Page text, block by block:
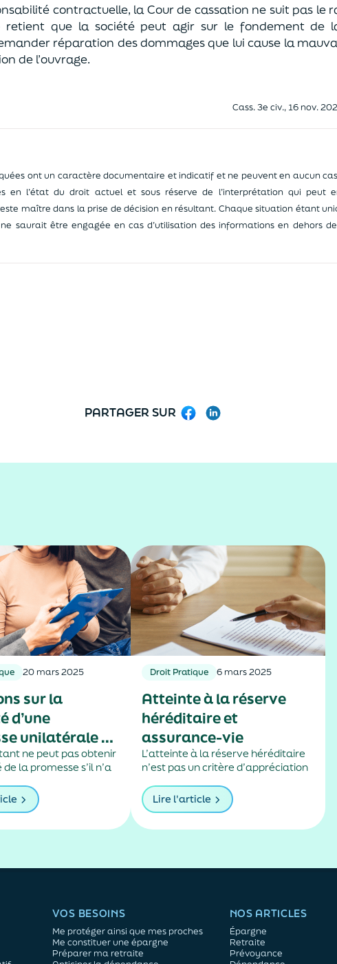
contractuelle, la Cour de cassation ne suit pas le
retient que la société peut agir sur le fondement de
réparation des dommages que lui cause la
de l’ouvrage.
Cass. 3e civ., 16 nov.
ont un caractère documentaire et indicatif et ne peuvent en aucun
en l’état du droit actuel et sous réserve de l’interprétation qui peut
maître dans la prise de décision en résultant. Chaque situation étant
ne saurait être engagée en cas d’utilisation des informations en dehors
PARTAGER SUR Facebook
20 mars 2025
sur la
d’une
unilatérale de
ne peut pas obtenir
la promesse s’il n’a
mis en demeure le
de justifier de
Droit Pratique 6 mars 2025
Atteinte à la réserve
héréditaire et
assurance-vie
L’atteinte à la réserve héréditaire
n’est pas un critère d’appréciation
exagéré des primes.
Lire l'article
VOS BESOINS
Me protéger ainsi que mes proches
Me constituer une épargne
Préparer ma retraite
NOS ARTICLES
Épargne
Retraite
Prévoyance